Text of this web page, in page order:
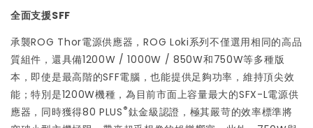
全面支援SFF
承襲ROG Thor電源供應器，ROG Loki系列不僅選用相同的高品
質組件，還具備1200W / 1000W / 850W和750W等多種版
本，即使是最高階的SFF電腦，也能提供足夠功率，維持頂尖效
能；特別是1200W機種，為目前市面上容量最大的SFX-L電源供
應器，同時獲得80 PLUS ®鈦金級認證，極其嚴苛的效率標準將